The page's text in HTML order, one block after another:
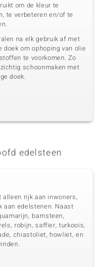
om de kleur te
te verbeteren en/of te
na elk gebruik af met
doek om ophoping van olie
te voorkomen. Zo
schoonmaken met
doek.
edelsteen
alleen rijk aan inwoners,
aan edelstenen. Naast
barnsteen,
robijn, saffier, turkoois,
chiastoliet, howliet, en